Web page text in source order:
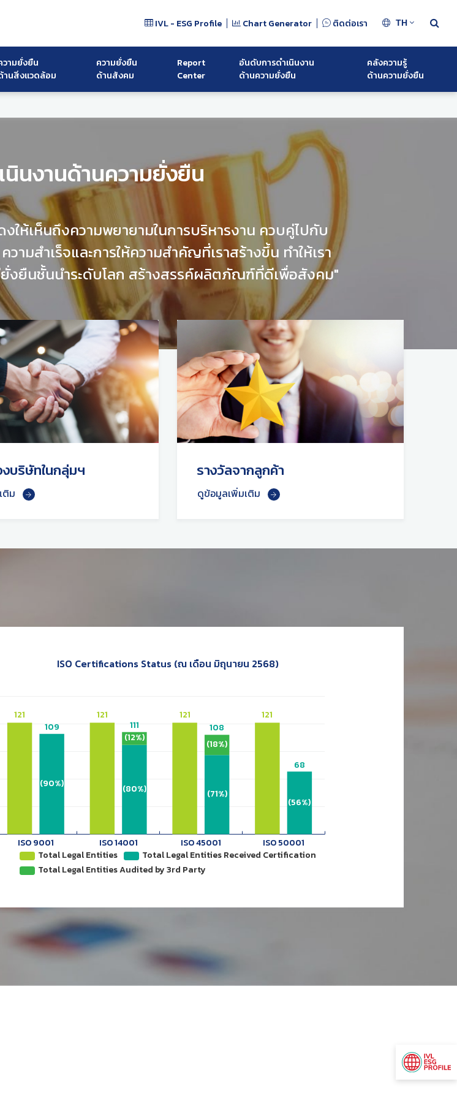
IVL - ESG Profile Chart Generator ติดต่อเรา TH
วามยั่งยืน
านสิ่งแวดล้อม
ความยั่งยืน
ด้านสังคม
Report
Center
อันดับการดำเนินงาน
ด้านความยั่งยืน
คลังความรู้
ด้านความยั่งยืน
นงานด้านความยั่งยืน
งให้เห็นถึงความพยายามในการบริหารงาน ควบคู่ไปกับ
มสำเร็จและการให้ความสำคัญที่เราสร้างขึ้น ทำให้เรา
งยืนชั้นนำระดับโลก สร้างสรรค์ผลิตภัณฑ์ที่ดีเพื่อสังคม"
บริษัทในกลุ่มฯ
ติม
รางวัลจากลูกค้า
ดูข้อมูลเพิ่มเติม
ISO Certifications Status (ณ เดือน มิถุนายน 2568)